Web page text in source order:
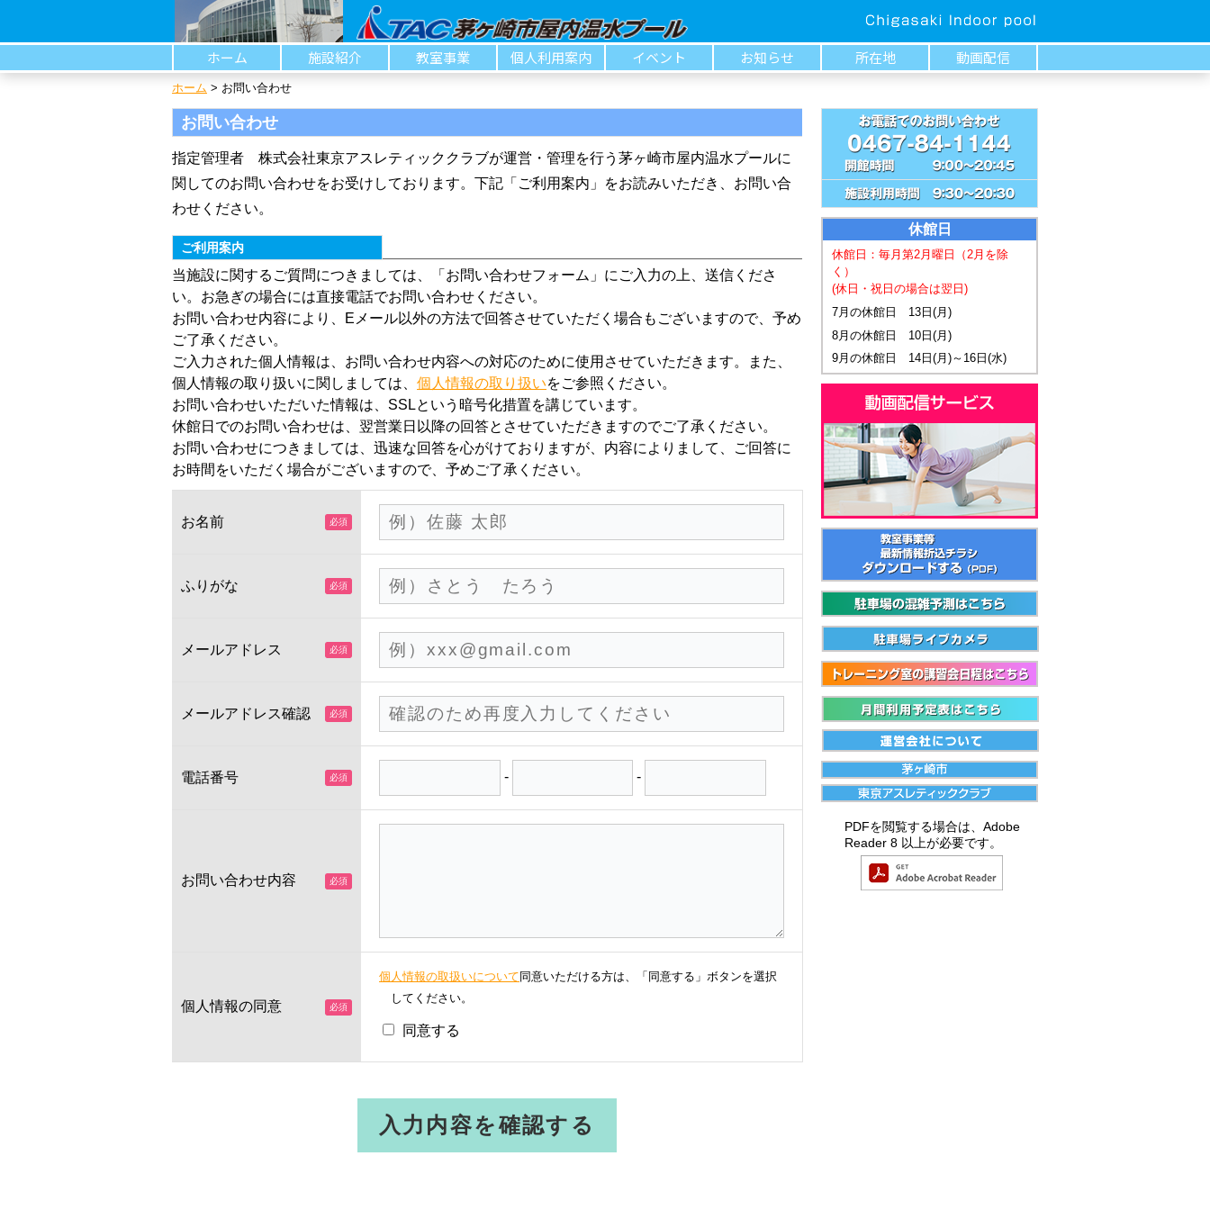
ホーム 施設紹介 教室事業 個人利用案内 イベント お知らせ 所在地 動画配信
ホーム > お問い合わせ
お問い合わせ
指定管理者 株式会社東京アスレティッククラブが運営・管理を行う茅ヶ崎市屋内温水プールに
関してのお問い合わせをお受けしております。下記「ご利用案内」をお読みいただき、お問い合
わせください。
ご利用案内
当施設に関するご質問につきましては、「お問い合わせフォーム」にご入力の上、送信くださ
い。お急ぎの場合には直接電話でお問い合わせください。
お問い合わせ内容により、Eメール以外の方法で回答させていただく場合もございますので、予め
ご了承ください。
ご入力された個人情報は、お問い合わせ内容への対応のために使用させていただきます。また、
個人情報の取り扱いに関しましては、 個人情報の取り扱いをご参照ください。
お問い合わせいただいた情報は、SSLという暗号化措置を講じています。
休館日でのお問い合わせは、翌営業日以降の回答とさせていただきますのでご了承ください。
お問い合わせにつきましては、迅速な回答を心がけておりますが、内容によりまして、ご回答に
お時間をいただく場合がございますので、予めご了承ください。
お名前
ふりがな
メールアドレス
メールアドレス確認
電話番号 - -
お問い合わせ内容
個人情報の同意
個人情報の取扱いについて 同意いただける方は、「同意する」ボタンを選択
してください。
同意する
休館日
休館日：毎月第2月曜日
（2月を除
く）
(休日・祝日の場合は翌日)
7月の休館日 13日(月)
8月の休館日 10日(月)
9月の休館日 14日(月)～16日(水)
PDFを閲覧する場合は、Adobe
Reader 8 以上が必要です。